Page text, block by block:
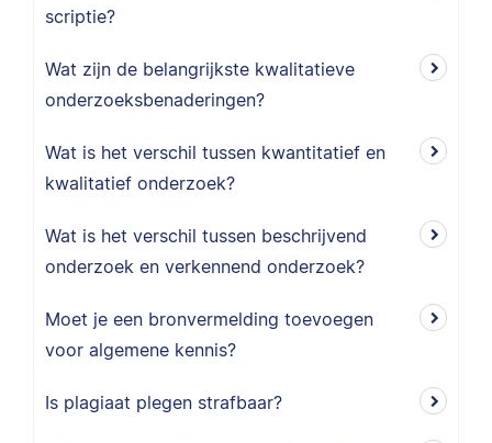
scriptie?
Wat zijn de belangrijkste kwalitatieve
onderzoeksbenaderingen?
Wat is het verschil tussen kwantitatief en
kwalitatief onderzoek?
Wat is het verschil tussen beschrijvend
onderzoek en verkennend onderzoek?
Moet je een bronvermelding toevoegen
voor algemene kennis?
Is plagiaat plegen strafbaar?